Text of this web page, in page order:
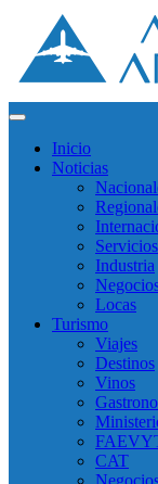
Inicio
Noticias
Servicios
Industria
Locas
Turismo
Viajes
Destinos
Vinos
CAT